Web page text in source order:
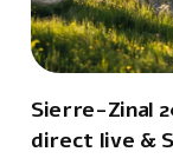
Sierre-Zinal
direct live &